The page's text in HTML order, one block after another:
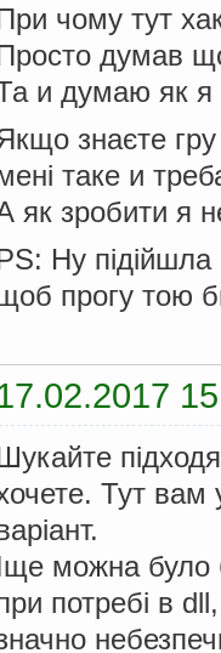
чому тут
думав
и думаю як я
знаєте
таке и
як зробити я
Ну пiдiйшла
прогу тою
Тут вам
можна було
потребі в